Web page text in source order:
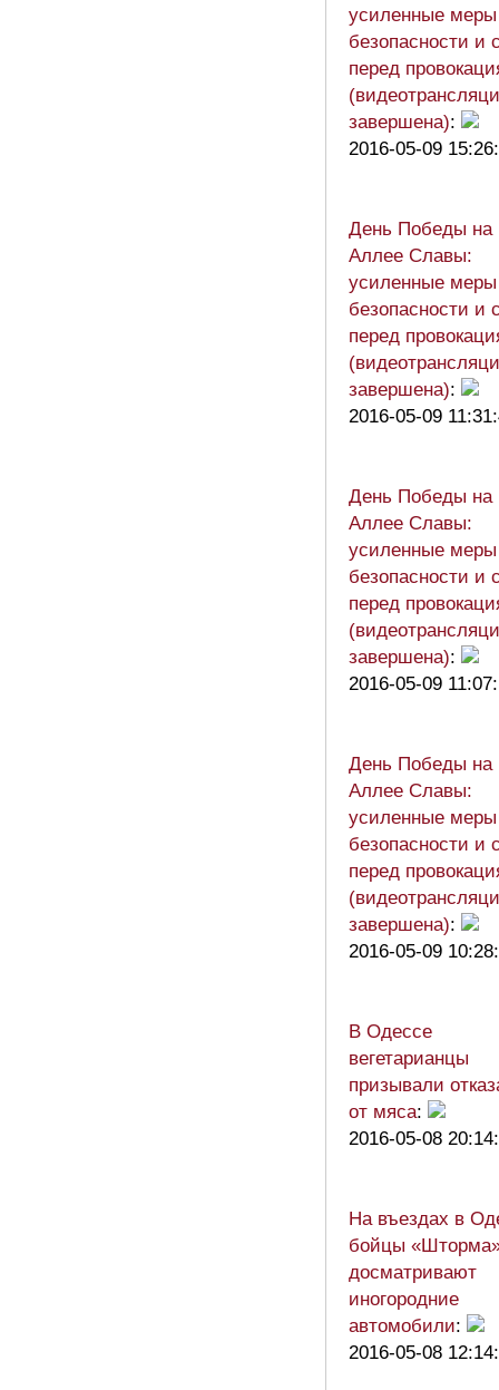
усиленные меры
безопасности и
перед
завершена):
2016-05-09
День Победы на
Аллее Славы:
усиленные меры
безопасности и
перед
завершена):
2016-05-09
День Победы на
Аллее Славы:
усиленные меры
безопасности и
перед
завершена):
2016-05-09
День Победы на
Аллее Славы:
усиленные меры
безопасности и
перед
завершена):
2016-05-09
В Одессе
вегетарианцы
призывали
от мяса:
2016-05-08
На въездах в
бойцы
досматривают
иногородние
автомобили:
2016-05-08